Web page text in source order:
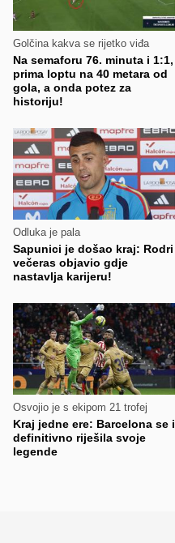
Golčina kakva se rijetko viđa
Na semaforu 76. minuta i 1:1,
prima loptu na 40 metara od
gola, a onda potez za
historiju!
Odluka je pala
Sapunici je došao kraj: Rodri
večeras objavio gdje
nastavlja karijeru!
Osvojio je s ekipom 21 trofej
Kraj jedne ere: Barcelona se i
definitivno riješila svoje
legende